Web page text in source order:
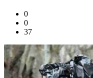
0
0
37